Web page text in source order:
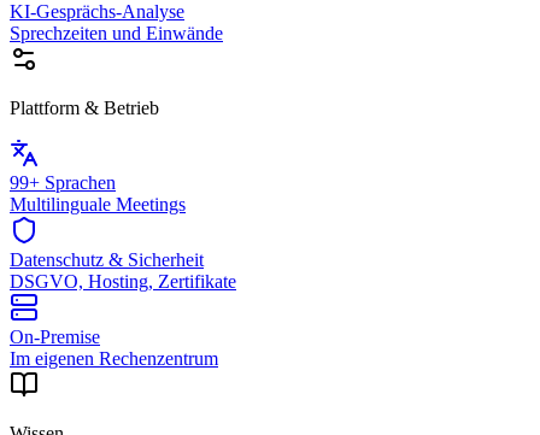
KI-Gesprächs-Analyse
Sprechzeiten und Einwände
Plattform & Betrieb
99+ Sprachen
Multilinguale Meetings
Datenschutz & Sicherheit
DSGVO, Hosting, Zertifikate
On-Premise
Im eigenen Rechenzentrum